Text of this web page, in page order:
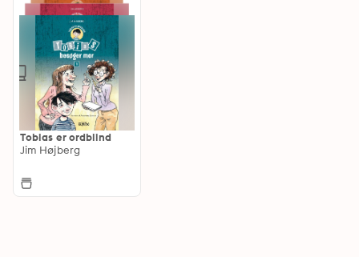
Tobias er ordblind
Jim Højberg